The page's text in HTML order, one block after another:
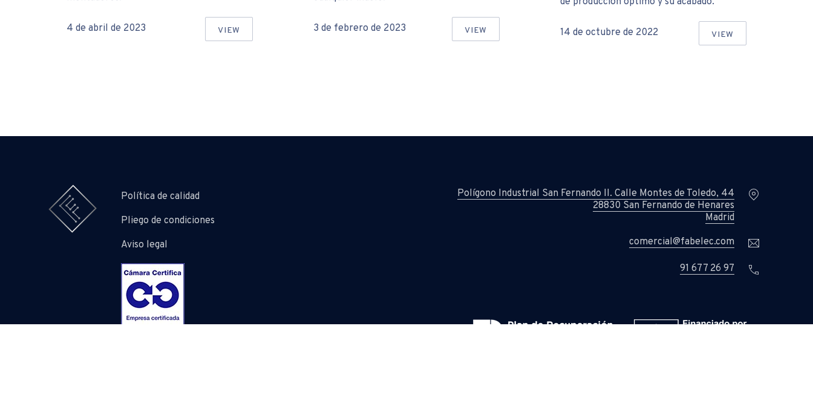
4 de abril de 2023 VIEW 3 de febrero de 2023 VIEW
LA HORA DEL DEPARTAMENTO DE COMPRAS
14 de octubre de 2022 VIEW
Política de calidad
Pliego de condiciones
Aviso legal
Polígono Industrial San Fernando II. Calle Montes de Toledo, 44
28830 San Fernando de Henares
Madrid
comercial@fabelec.com
91 677 26 97